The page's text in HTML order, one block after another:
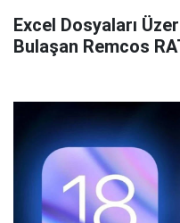
Excel Dosyaları
Bulaşan Remcos